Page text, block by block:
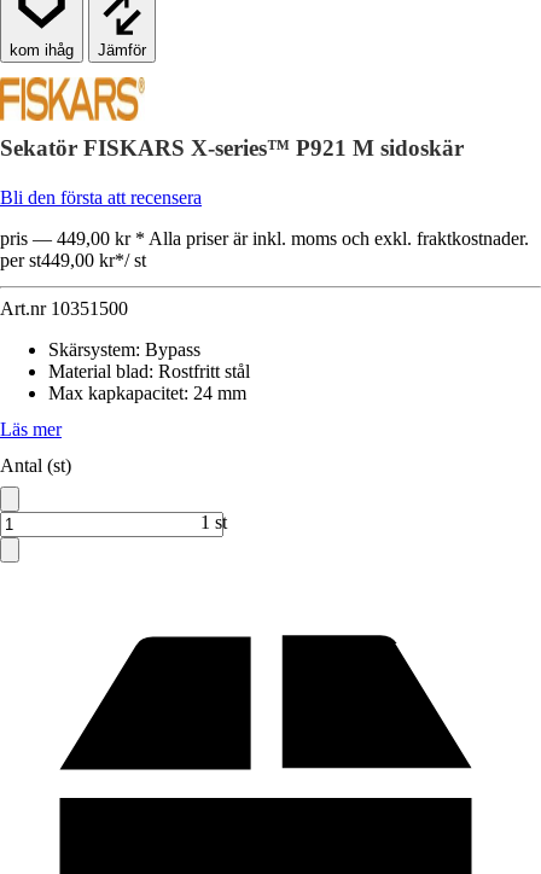
Jämför
Sekatör FISKARS X-series™ P921 M sidoskär
Bli den första att recensera
pris — 449,00 kr * Alla priser är inkl. moms och exkl. fraktkostnader.
per st449,00 kr*/ st
Art.nr 10351500
Skärsystem: Bypass
Material blad: Rostfritt stål
Max kapkapacitet: 24 mm
Läs mer
Antal (st)
1 st